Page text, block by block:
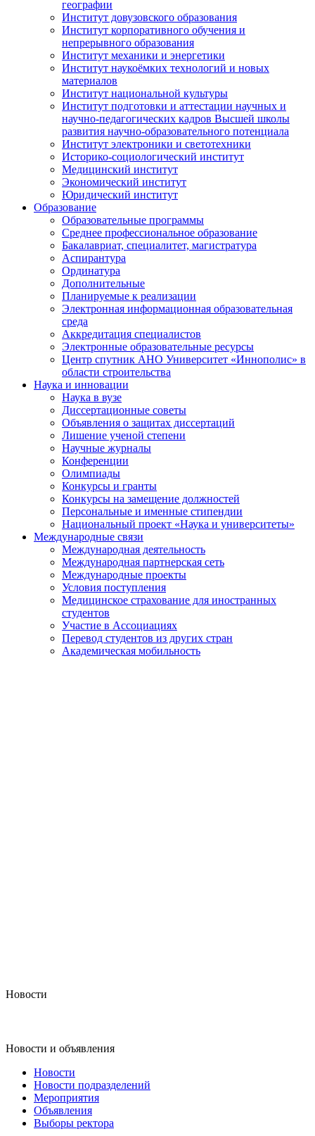
географии
Институт довузовского образования
Институт корпоративного обучения и
непрерывного образования
Институт механики и энергетики
Институт наукоёмких технологий и новых
материалов
Институт национальной культуры
Институт подготовки и аттестации научных и
научно-педагогических кадров Высшей школы
развития научно-образовательного потенциала
Институт электроники и светотехники
Историко-социологический институт
Медицинский институт
Экономический институт
Юридический институт
Образование
Образовательные программы
Среднее профессиональное образование
Бакалавриат, специалитет, магистратура
Аспирантура
Ординатура
Дополнительные
Планируемые к реализации
Электронная информационная образовательная
среда
Аккредитация специалистов
Электронные образовательные ресурсы
Центр спутник АНО Университет «Иннополис» в
области строительства
Наука и инновации
Наука в вузе
Диссертационные советы
Объявления о защитах диссертаций
Лишение ученой степени
Научные журналы
Конференции
Олимпиады
Конкурсы и гранты
Конкурсы на замещение должностей
Персональные и именные стипендии
Национальный проект «Наука и университеты»
Международные связи
Международная деятельность
Международная партнерская сеть
Международные проекты
Условия поступления
Медицинское страхование для иностранных
студентов
Участие в Ассоциациях
Перевод студентов из других стран
Академическая мобильность
Новости
Новости и объявления
Новости
Новости подразделений
Мероприятия
Объявления
Выборы ректора